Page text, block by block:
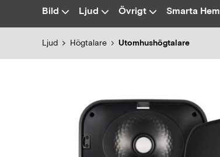
Bild Ljud Övrigt Smarta Hem
Ljud Högtalare Utomhushögtalare